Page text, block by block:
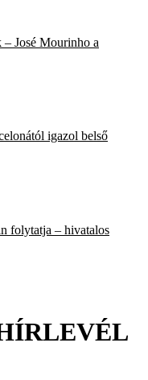
José Mourinho a
igazol belső
folytatja – hivatalos